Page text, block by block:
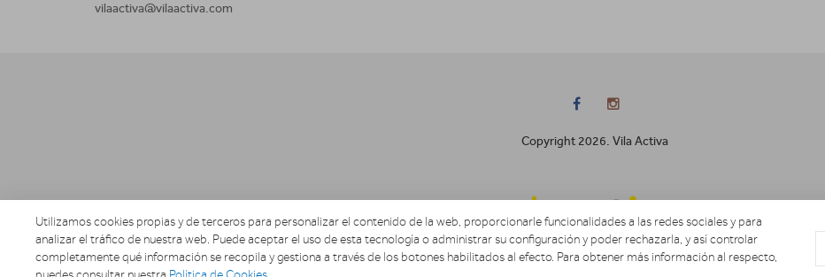
vilaactiva@vilaactiva.com
Copyright 2026. Vila Activa
Utilizamos cookies propias y de terceros para personalizar el contenido de la web, proporcionarle funcionalidades a las redes sociales y para
analizar el tráfico de nuestra web. Puede aceptar el uso de esta tecnología o administrar su configuración y poder rechazarla, y así controlar
completamente qué información se recopila y gestiona a través de los botones habilitados al efecto. Para obtener más información al respecto,